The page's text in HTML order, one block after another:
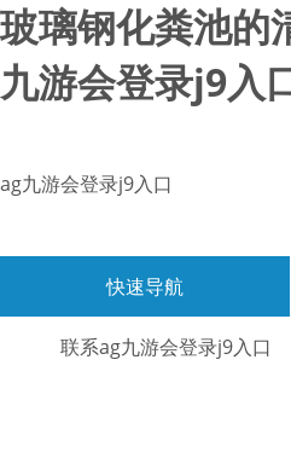
玻璃钢化粪池的
九游会登录j9入
ag九游会登录j9入口
快速导航
联系ag九游会登录j9入口